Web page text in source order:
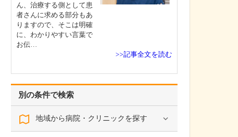
別の条件で検索
地域から病院・クリニックを探す
ん、治療する側として患
者さんに求める部分もあ
りますので、そこは明確
に、わかりやすい言葉で
お伝…
>>記事全文を読む